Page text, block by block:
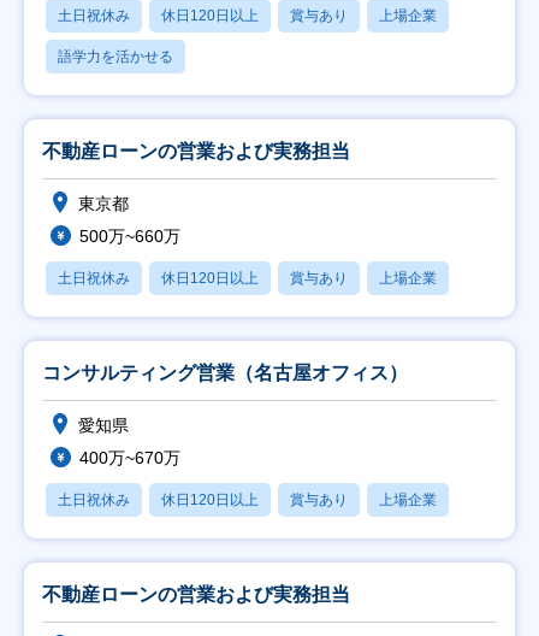
土日祝休み 休日120日以上 賞与あり 上場企業
語学力を活かせる
不動産ローンの営業および実務担当
東京都
500万~660万
土日祝休み 休日120日以上 賞与あり 上場企業
コンサルティング営業（名古屋オフィス）
愛知県
400万~670万
土日祝休み 休日120日以上 賞与あり 上場企業
不動産ローンの営業および実務担当